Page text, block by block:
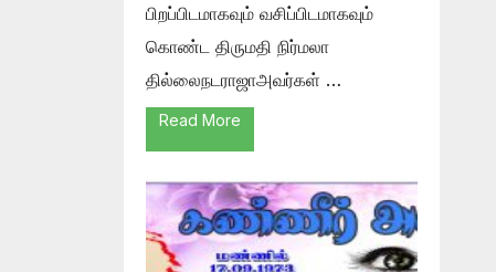
பிறப்பிடமாகவும் வசிப்பிடமாகவும்
கொண்ட திருமதி நிர்மலா
தில்லைநடராஜாஅவர்கள் …
Read More